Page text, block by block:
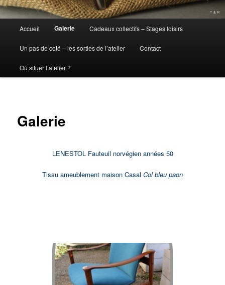
principal
Accueil Galerie Cadeaux collectifs – Stages loisirs
Un pas de coté – les sorties de l’atelier Contact
Où situer l’atelier ?
Galerie
LENESTOL Fauteuil norvégien années 50
Tissu ameublement maison Casal Col bleu paon